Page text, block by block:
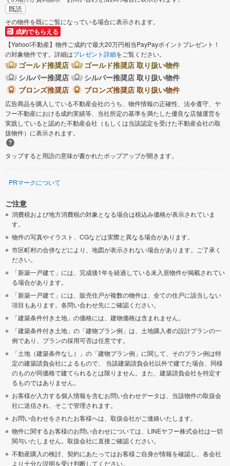
既読
その物件を既にご覧になっている場合に表示されます。
成約でもらえる
【Yahoo!不動産】物件ご成約で最大20万円相当PayPayポイントプレゼント！
の対象物件です。詳細はプレゼント詳細をご覧ください。
ゴールド推奨店
ゴールド推奨店 取り扱い物件
シルバー推奨店
シルバー推奨店 取り扱い物件
ブロンズ推奨店
ブロンズ推奨店 取り扱い物件
広告商品を購入している不動産会社のうち、物件情報の正確性、法令遵守、ヤ
フー不動産における成約実績等、当社所定の基準を満たした優良な店舗運営を
実践していると認めた不動産会社（もしくは当該認定を受けた不動産会社の取
扱物件）に表示されます。
タップすると用語の意味が書かれたポップアップが開きます。
PRマークについて
ご注意
消費税および地方消費税の対象となる場合は税込み価格が表示されていま
す。
物件の写真やイラスト、CGなどは実際と異なる場合があります。
市区町村の合併などにより、地図が表示されない場合があります。ご了承く
ださい。
「新築一戸建て」には、完成後1年を経過している未入居物件が掲載されてい
る場合があります。
「新築一戸建て」には、販売住戸が複数の物件は、全ての住戸に該当しない
項目もあります。各問い合わせ先にご確認ください。
「建築条件付き土地」の価格には、建物価格は含まれません。
「建築条件付き土地」の「建物プラン例」は、土地購入者の設計プランの一
例であり、プランの採用可否は任意です。
「土地（建築条件なし）」の「建物プラン例」に関して、そのプラン例は特
定の建築請負会社によるもので、 当該建築請負会社以外で建てた場合、同様
のものが同価格で建てられるとは限りません。また、建築請負会社を特定す
るものではありません。
お客様が入力する個人情報を含むお問い合わせデータは、当該物件の取扱会
社に送信され、そこで管理されます。
お問い合わせをされたお客様へは、取扱会社がご連絡いたします。
物件に関するお客様のお問い合わせについては、LINEヤフー株式会社は一切
関与いたしません。取扱会社に直接ご確認ください。
不動産購入の検討、契約にあたってはお客様ご自身が情報を確認し、各会社
より十分な説明を受け判断してください。